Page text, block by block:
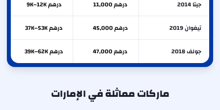
جيتا 2014 درهم 11,000 درهم 9K–12K
تيغوان 2019 درهم 45,000 درهم 37K–53K
جولف 2018 درهم 47,000 درهم 39K–62K
ماركات مماثلة في الإمارات